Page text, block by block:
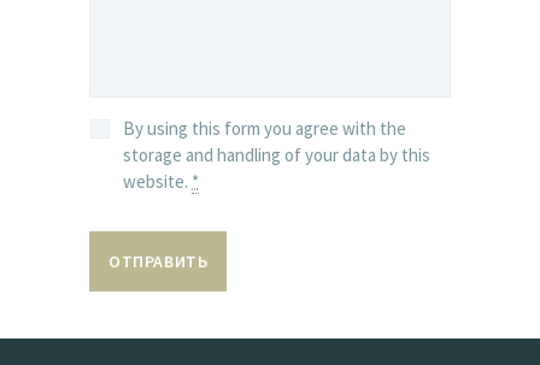
By using this form you agree with the
storage and handling of your data by this
website. *